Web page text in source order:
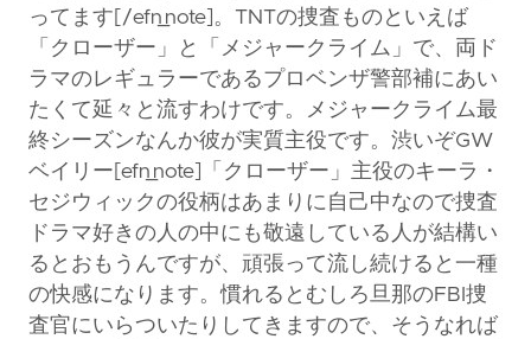
ってます[/efn_note]。TNTの捜査ものといえば
「クローザー」と「メジャークライム」で、両ド
ラマのレギュラーであるプロベンザ警部補にあい
たくて延々と流すわけです。メジャークライム最
終シーズンなんか彼が実質主役です。渋いぞGW
ベイリー[efn_note]「クローザー」主役のキーラ・
セジウィックの役柄はあまりに自己中なので捜査
ドラマ好きの人の中にも敬遠している人が結構い
るとおもうんですが、頑張って流し続けると一種
の快感になります。慣れるとむしろ旦那のFBI捜
査官にいらついたりしてきますので、そうなれば